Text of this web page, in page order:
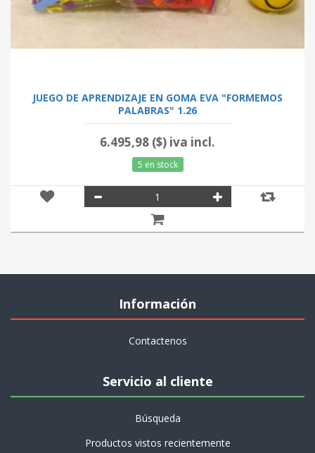
JUEGO DE APRENDIZAJE EN GOMA EVA "FORMEMOS
PALABRAS" 1.26
6.495,98 ($) iva incl.
5 en stock
Información
Contactenos
Servicio al cliente
Búsqueda
Productos vistos recientemente